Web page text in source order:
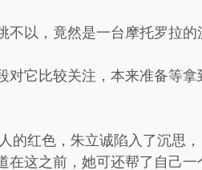
以，竟然是一台摩托罗拉的
对它比较关注，本来准备等
的红色，朱立诚陷入了沉思
这之前，她可还帮了自己一